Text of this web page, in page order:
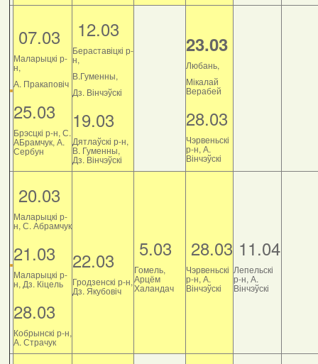
07.03
Маларыцкі р-
н,
А. Пракаповіч
25.03
Брэсцкі р-н, С.
АБрамчук, А.
Сербун
12.03
Бераставіцкі р-
н,
В.Гуменны,
Дз. Вінчэўскі
19.03
Дятлаўскі р-н,
В. Гуменны,
Дз. Вінчэўскі
23.03
Любань,
Мікалай
Верабей
28.03
Чэрвеньскі
р-н, А.
Вінчэўскі
20.03
Маларыцкі р-
н, С. Абрамчук
21.03
Маларыцкі р-
н, Дз. Кіцель
28.03
Кобрынскі р-н,
А. Страчук
22.03
Гродзенскі р-н,
Дз. Якубовіч
5.03
Гомель,
Арцём
Халандач
28.03
Чэрвеньскі
р-н, А.
Вінчэўскі
11.04
Лепельскі
р-н, А.
Вінчэўскі